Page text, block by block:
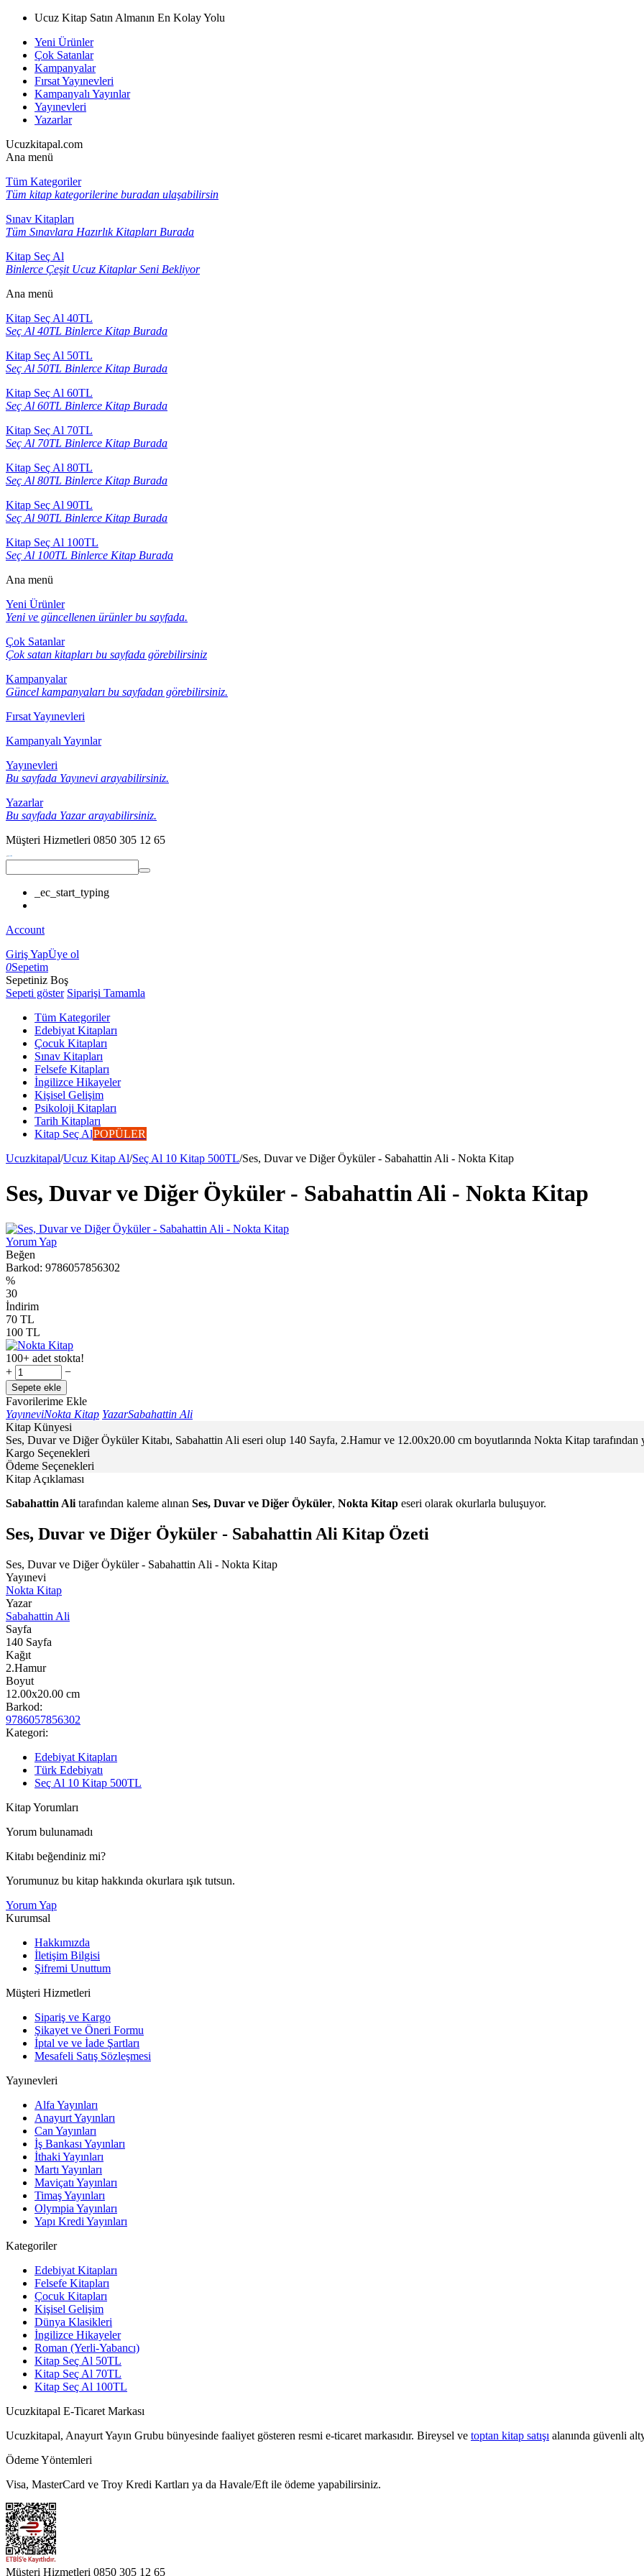
Ucuz Kitap Satın Almanın En Kolay Yolu
Yeni Ürünler
Çok Satanlar
Kampanyalar
Fırsat Yayınevleri
Kampanyalı Yayınlar
Yayınevleri
Yazarlar
Ucuzkitapal.com
Ana menü
Tüm Kategoriler
Tüm kitap kategorilerine buradan ulaşabilirsin
Sınav Kitapları
Tüm Sınavlara Hazırlık Kitapları Burada
Kitap Seç Al
Binlerce Çeşit Ucuz Kitaplar Seni Bekliyor
Ana menü
Kitap Seç Al 40TL
Seç Al 40TL Binlerce Kitap Burada
Kitap Seç Al 50TL
Seç Al 50TL Binlerce Kitap Burada
Kitap Seç Al 60TL
Seç Al 60TL Binlerce Kitap Burada
Kitap Seç Al 70TL
Seç Al 70TL Binlerce Kitap Burada
Kitap Seç Al 80TL
Seç Al 80TL Binlerce Kitap Burada
Kitap Seç Al 90TL
Seç Al 90TL Binlerce Kitap Burada
Kitap Seç Al 100TL
Seç Al 100TL Binlerce Kitap Burada
Ana menü
Yeni Ürünler
Yeni ve güncellenen ürünler bu sayfada.
Çok Satanlar
Çok satan kitapları bu sayfada görebilirsiniz
Kampanyalar
Güncel kampanyaları bu sayfadan görebilirsiniz.
Fırsat Yayınevleri
Kampanyalı Yayınlar
Yayınevleri
Bu sayfada Yayınevi arayabilirsiniz.
Yazarlar
Bu sayfada Yazar arayabilirsiniz.
Müşteri Hizmetleri 0850 305 12 65
_ec_start_typing
Account
Giriş YapÜye ol
0Sepetim
Sepetiniz Boş
Sepeti göster Siparişi Tamamla
Tüm Kategoriler
Edebiyat Kitapları
Çocuk Kitapları
Sınav Kitapları
Felsefe Kitapları
İngilizce Hikayeler
Kişisel Gelişim
Psikoloji Kitapları
Tarih Kitapları
Kitap Seç AlPOPÜLER
Ucuzkitapal/Ucuz Kitap Al/Seç Al 10 Kitap 500TL/Ses, Duvar ve Diğer Öyküler - Sabahattin Ali - Nokta Kitap
Ses, Duvar ve Diğer Öyküler - Sabahattin Ali - Nokta Kitap
Yorum Yap
Beğen
Barkod: 9786057856302
%
30
İndirim
70 TL
100 TL
100+ adet stokta!
+
−
Sepete ekle
Favorilerime Ekle
YayıneviNokta Kitap YazarSabahattin Ali
Kitap Künyesi
Ses, Duvar ve Diğer Öyküler Kitabı, Sabahattin Ali eseri olup 140 Sayfa, 2.Hamur ve 12.00x20.00 cm boyutlarında Nokta Kitap tarafından
Kargo Seçenekleri
Ödeme Seçenekleri
Kitap Açıklaması
Sabahattin Ali tarafından kaleme alınan Ses, Duvar ve Diğer Öyküler, Nokta Kitap eseri olarak okurlarla buluşuyor.
Ses, Duvar ve Diğer Öyküler - Sabahattin Ali Kitap Özeti
Ses, Duvar ve Diğer Öyküler - Sabahattin Ali - Nokta Kitap
Yayınevi
Nokta Kitap
Yazar
Sabahattin Ali
Sayfa
140 Sayfa
Kağıt
2.Hamur
Boyut
12.00x20.00 cm
Barkod:
9786057856302
Kategori:
Edebiyat Kitapları
Türk Edebiyatı
Seç Al 10 Kitap 500TL
Kitap Yorumları
Yorum bulunamadı
Kitabı beğendiniz mi?
Yorumunuz bu kitap hakkında okurlara ışık tutsun.
Yorum Yap
Kurumsal
Hakkımızda
İletişim Bilgisi
Şifremi Unuttum
Müşteri Hizmetleri
Sipariş ve Kargo
Şikayet ve Öneri Formu
İptal ve ve İade Şartları
Mesafeli Satış Sözleşmesi
Yayınevleri
Alfa Yayınları
Anayurt Yayınları
Can Yayınları
İş Bankası Yayınları
İthaki Yayınları
Martı Yayınları
Maviçatı Yayınları
Timaş Yayınları
Olympia Yayınları
Yapı Kredi Yayınları
Kategoriler
Edebiyat Kitapları
Felsefe Kitapları
Çocuk Kitapları
Kişisel Gelişim
Dünya Klasikleri
İngilizce Hikayeler
Roman (Yerli-Yabancı)
Kitap Seç Al 50TL
Kitap Seç Al 70TL
Kitap Seç Al 100TL
Ucuzkitapal E-Ticaret Markası
Ucuzkitapal, Anayurt Yayın Grubu bünyesinde faaliyet gösteren resmi e-ticaret markasıdır. Bireysel ve toptan kitap satışı alanında güvenli
Ödeme Yöntemleri
Visa, MasterCard ve Troy Kredi Kartları ya da Havale/Eft ile ödeme yapabilirsiniz.
Müşteri Hizmetleri 0850 305 12 65